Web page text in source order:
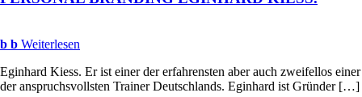
b b Weiterlesen
Eginhard Kiess. Er ist einer der erfahrensten aber auch zweifellos einer
der anspruchsvollsten Trainer Deutschlands. Eginhard ist Gründer […]